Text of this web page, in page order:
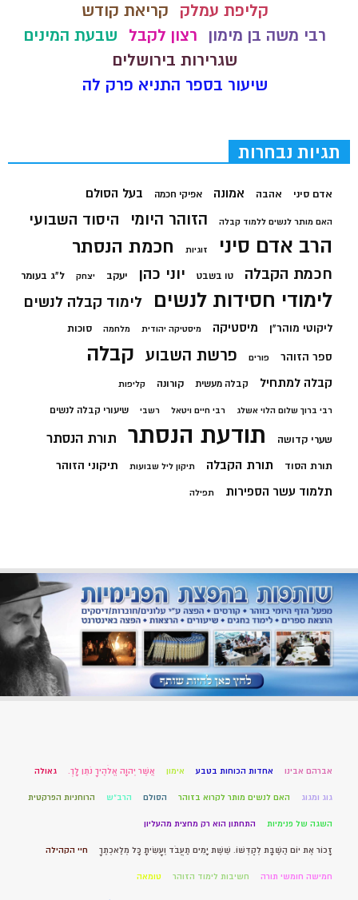
קליפת עמלק
קריאת קודש
רבי משה בן מימון
רצון לקבל
שבעת המינים
שגרירות בירושלים
שיעור בספר התניא פרק לה
תגיות נבחרות
אדם סיני אהבה אמונה אפיקי חכמה בעל הסולם
האם מותר לנשים ללמוד קבלה הזוהר היומי היסוד השבועי
הרב אדם סיני זוגיות חכמת הנסתר
חכמת הקבלה טו בשבט יוני כהן יעקב יצחק ל"ג בעומר
לימודי חסידות לנשים לימוד קבלה לנשים
ליקוטי מוהר"ן מיסטיקה מיסטיקה יהודית מלחמה סוכות
ספר הזוהר פורים פרשת השבוע קבלה
קבלה למתחיל קבלה מעשית קורונה קליפות
רבי ברוך שלום הלוי אשלג רבי חיים ויטאל רשבי שיעורי קבלה לנשים
שערי קדושה תודעת הנסתר תורת הנסתר
תורת הסוד תורת הקבלה תיקון ליל שבועות תיקוני הזוהר
תלמוד עשר הספירות תפילה
אברהם אבינו אחדות הכוחות בטבע אימון אֲשֶׁר יְהוָה אֱלֹהֶיךָ נֹתֵן לָךְ. גאולה
גוג ומגוג האם לנשים מותר לקרוא בזוהר הסולם הרב"ש הרוחניות הפרקטית
השגה של פנימיות התחתון הוא רק מחצית מהעליון
זָכוֹר אֶת יוֹם הַשַּׁבָּת לְקַדְּשׁוֹ. שֵׁשֶׁת יָמִים תַּעֲבֹד וְעָשִׂיתָ כָּל מְלַאכְתֶּךָ חיי הקהילה
חמישה חומשי תורה חשיבות לימוד הזוהר טומאה